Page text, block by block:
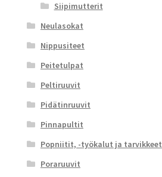
Siipimutterit
Neulasokat
Nippusiteet
Peitetulpat
Peltiruuvit
Pidätinruuvit
Pinnapultit
Popniitit, -työkalut ja tarvikkeet
Poraruuvit